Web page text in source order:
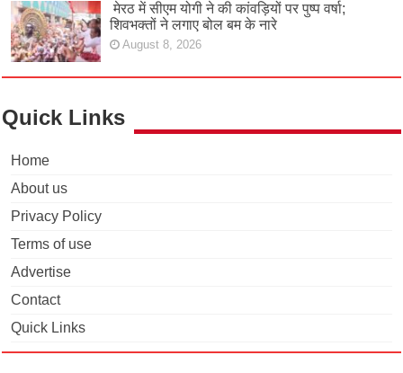
मेरठ में सीएम योगी ने की कांवड़ियों पर पुष्प वर्षा;
शिवभक्तों ने लगाए बोल बम के नारे
August 8, 2026
Quick Links
Home
About us
Privacy Policy
Terms of use
Advertise
Contact
Quick Links